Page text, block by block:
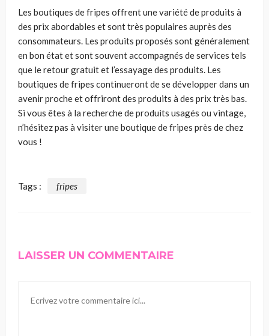
Les boutiques de fripes offrent une variété de produits à
des prix abordables et sont très populaires auprès des
consommateurs. Les produits proposés sont généralement
en bon état et sont souvent accompagnés de services tels
que le retour gratuit et l’essayage des produits. Les
boutiques de fripes continueront de se développer dans un
avenir proche et offriront des produits à des prix très bas.
Si vous êtes à la recherche de produits usagés ou vintage,
n’hésitez pas à visiter une boutique de fripes près de chez
vous !
Tags : fripes
LAISSER UN COMMENTAIRE